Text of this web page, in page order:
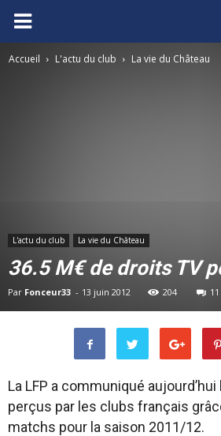
FCGB.net
Accueil L'actu du club La vie du Château
L'actu du club La vie du Château
36.5 M€ de droits TV
Par Fonceur33 - 13 juin 2012 204 11
La LFP a communiqué
perçus par les clubs français
matchs pour la saison 2011/12.